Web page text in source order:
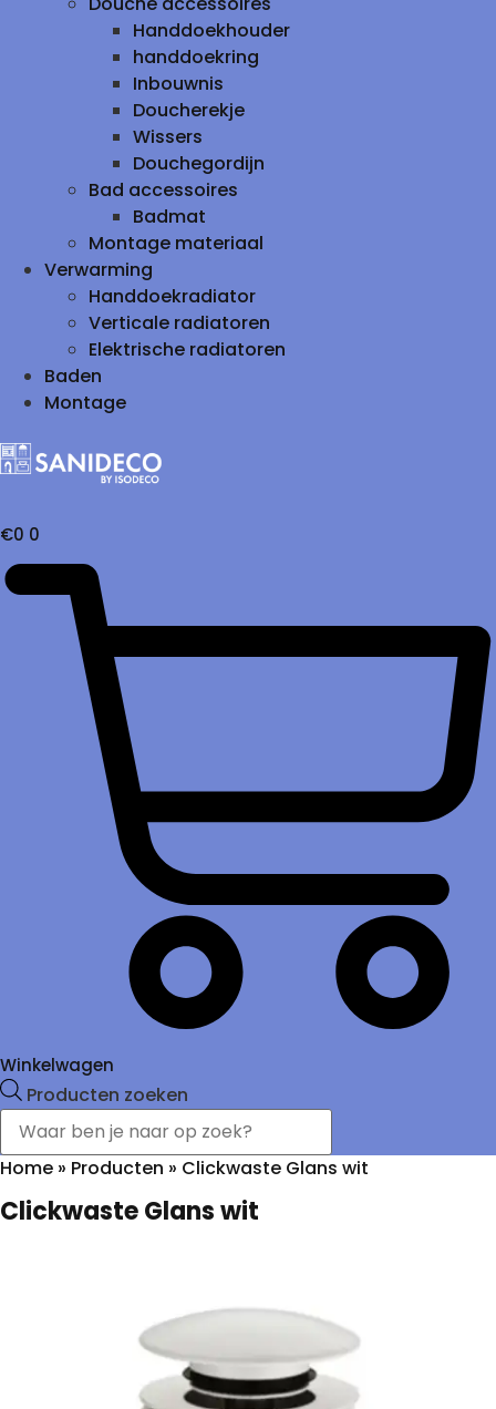
Handdoekhouder
handdoekring
Inbouwnis
Doucherekje
Wissers
Douchegordijn
Bad accessoires
Badmat
Montage materiaal
Verwarming
Handdoekradiator
Verticale radiatoren
Elektrische radiatoren
Baden
Montage
€0 0
Winkelwagen
Producten zoeken
Home » Producten » Clickwaste Glans wit
Clickwaste Glans wit